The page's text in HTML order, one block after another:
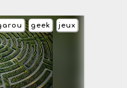
jeux
geek